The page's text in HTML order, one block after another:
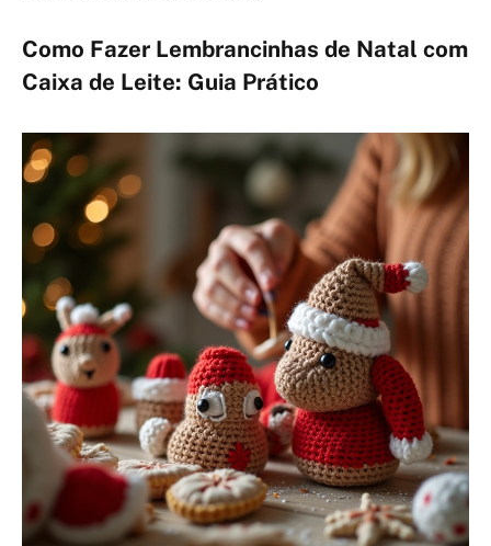
Como Fazer Lembrancinhas de Natal com
Caixa de Leite: Guia Prático